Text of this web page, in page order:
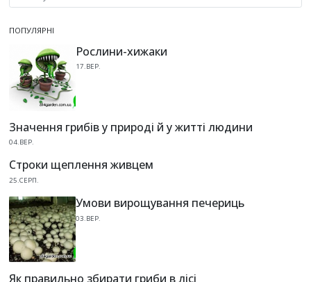
ПОПУЛЯРНІ
Рослини-хижаки
17.ВЕР.
Значення грибів у природі й у житті людини
04.ВЕР.
Строки щеплення живцем
25.СЕРП.
Умови вирощування печериць
03.ВЕР.
Як правильно збирати гриби в лісі